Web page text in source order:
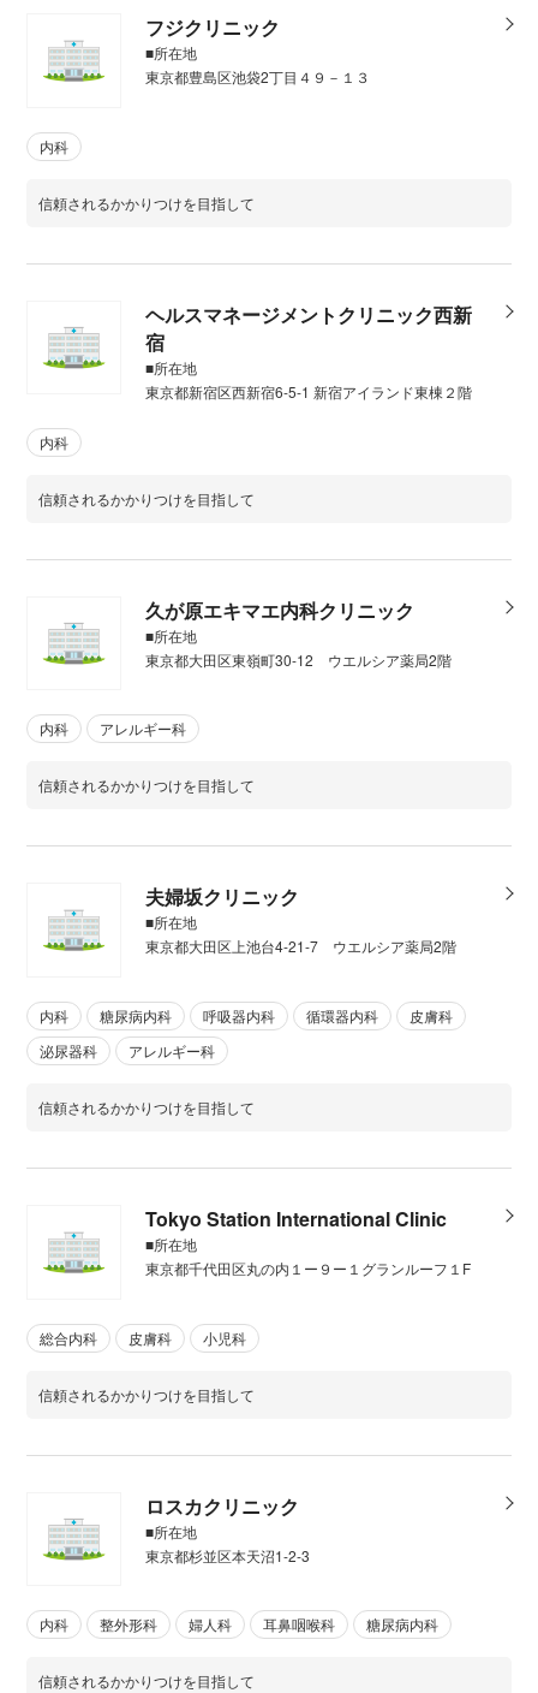
フジクリニック
■所在地
東京都豊島区池袋2丁目４９－１３
内科
信頼されるかかりつけを目指して
ヘルスマネージメントクリニック西新
宿
■所在地
東京都新宿区西新宿6-5-1 新宿アイランド東棟２階
内科
信頼されるかかりつけを目指して
久が原エキマエ内科クリニック
■所在地
東京都大田区東嶺町30-12 ウエルシア薬局2階
内科 アレルギー科
信頼されるかかりつけを目指して
夫婦坂クリニック
■所在地
東京都大田区上池台4-21-7 ウエルシア薬局2階
内科 糖尿病内科 呼吸器内科 循環器内科
皮膚科
泌尿器科
アレルギー科
信頼されるかかりつけを目指して
Tokyo Station International Clinic
■所在地
東京都千代田区丸の内１ー９ー１グランルーフ１F
総合内科 皮膚科 小児科
信頼されるかかりつけを目指して
ロスカクリニック
■所在地
東京都杉並区本天沼1-2-3
内科 整外形科 婦人科 耳鼻咽喉科 糖尿病内科
信頼されるかかりつけを目指して